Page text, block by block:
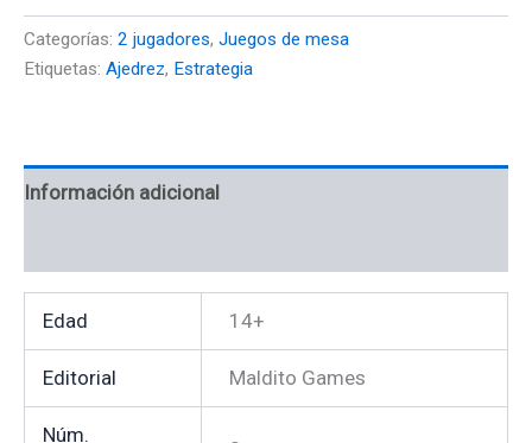
Categorías: 2 jugadores, Juegos de mesa
Etiquetas: Ajedrez, Estrategia
Información adicional
Edad 14+
Editorial Maldito Games
Núm.